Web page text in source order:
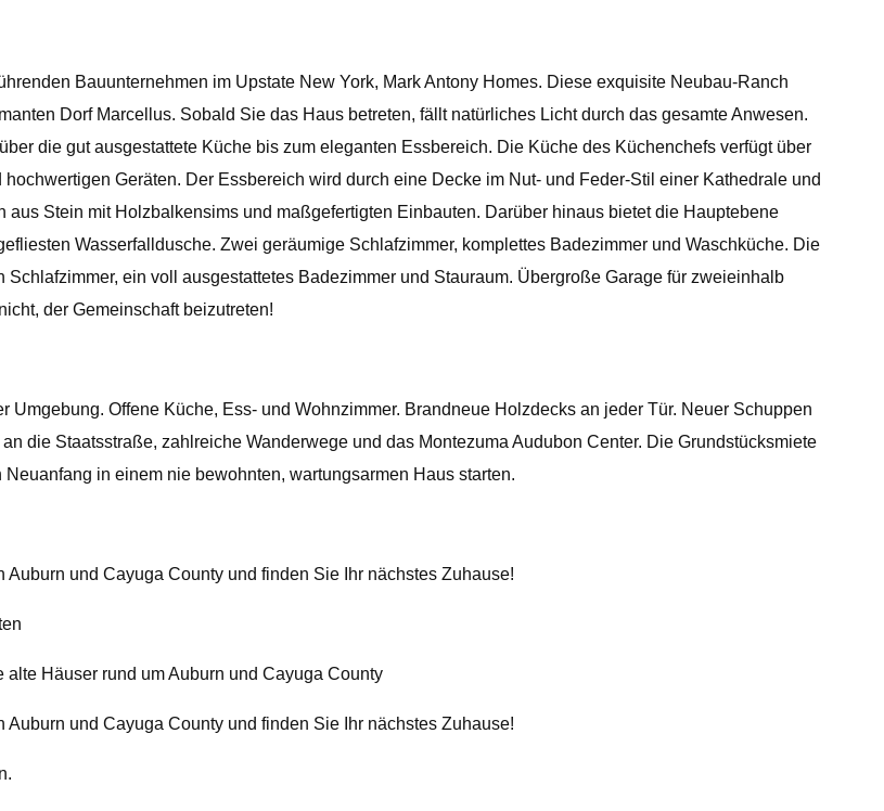
Bauunternehmen im Upstate New York, Mark Antony Homes. Diese exquisite Neubau-Ranch
Dorf Marcellus. Sobald Sie das Haus betreten, fällt natürliches Licht durch das gesamte Anwesen.
die gut ausgestattete Küche bis zum eleganten Essbereich. Die Küche des Küchenchefs verfügt über
Geräten. Der Essbereich wird durch eine Decke im Nut- und Feder-Stil einer Kathedrale und
Stein mit Holzbalkensims und maßgefertigten Einbauten. Darüber hinaus bietet die Hauptebene
Wasserfalldusche. Zwei geräumige Schlafzimmer, komplettes Badezimmer und Waschküche. Die
ein voll ausgestattetes Badezimmer und Stauraum. Übergroße Garage für zweieinhalb
der Gemeinschaft beizutreten!
Offene Küche, Ess- und Wohnzimmer. Brandneue Holzdecks an jeder Tür. Neuer Schuppen
die Staatsstraße, zahlreiche Wanderwege und das Montezuma Audubon Center. Die Grundstücksmiete
in einem nie bewohnten, wartungsarmen Haus starten.
und Cayuga County und finden Sie Ihr nächstes Zuhause!
Häuser rund um Auburn und Cayuga County
und Cayuga County und finden Sie Ihr nächstes Zuhause!